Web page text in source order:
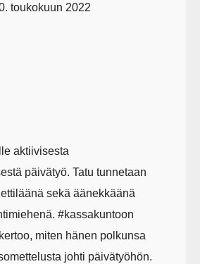
toukokuun 2022
aktiivisesta
päivätyö. Tatu tunnetaan
sekä äänekkäänä
#kassakuntoon
miten hänen polkunsa
johti päivätyöhön.